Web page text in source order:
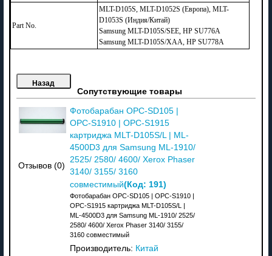
Part No.
MLT-D105S, MLT-D1052S (Европа), MLT-
D1053S (Индия/Китай)
Samsung MLT-D105S/SEE, HP SU776A
Samsung MLT-D105S/XAA, HP SU778A
Сопутствующие товары
Отзывов (0)
Фотобарабан OPC-SD105 |
OPC-S1910 | OPC-S1915
картриджа MLT-D105S/L | ML-
4500D3 для Samsung ML-1910/
2525/ 2580/ 4600/ Xerox Phaser
3140/ 3155/ 3160
совместимый(Код: 191)
Фотобарабан OPC-SD105 | OPC-S1910 |
OPC-S1915 картриджа MLT-D105S/L |
ML-4500D3 для Samsung ML-1910/ 2525/
2580/ 4600/ Xerox Phaser 3140/ 3155/
3160 совместимый
Производитель: Китай